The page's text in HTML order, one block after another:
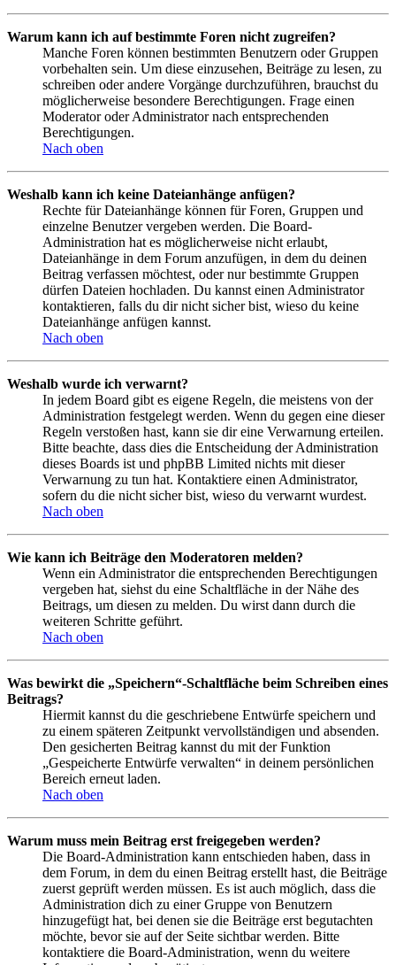
Warum kann ich auf bestimmte Foren nicht zugreifen?
Manche Foren können bestimmten Benutzern oder Gruppen
vorbehalten sein. Um diese einzusehen, Beiträge zu lesen, zu
schreiben oder andere Vorgänge durchzuführen, brauchst du
möglicherweise besondere Berechtigungen. Frage einen
Moderator oder Administrator nach entsprechenden
Berechtigungen.
Nach oben
Weshalb kann ich keine Dateianhänge anfügen?
Rechte für Dateianhänge können für Foren, Gruppen und
einzelne Benutzer vergeben werden. Die Board-
Administration hat es möglicherweise nicht erlaubt,
Dateianhänge in dem Forum anzufügen, in dem du deinen
Beitrag verfassen möchtest, oder nur bestimmte Gruppen
dürfen Dateien hochladen. Du kannst einen Administrator
kontaktieren, falls du dir nicht sicher bist, wieso du keine
Dateianhänge anfügen kannst.
Nach oben
Weshalb wurde ich verwarnt?
In jedem Board gibt es eigene Regeln, die meistens von der
Administration festgelegt werden. Wenn du gegen eine dieser
Regeln verstoßen hast, kann sie dir eine Verwarnung erteilen.
Bitte beachte, dass dies die Entscheidung der Administration
dieses Boards ist und phpBB Limited nichts mit dieser
Verwarnung zu tun hat. Kontaktiere einen Administrator,
sofern du die nicht sicher bist, wieso du verwarnt wurdest.
Nach oben
Wie kann ich Beiträge den Moderatoren melden?
Wenn ein Administrator die entsprechenden Berechtigungen
vergeben hat, siehst du eine Schaltfläche in der Nähe des
Beitrags, um diesen zu melden. Du wirst dann durch die
weiteren Schritte geführt.
Nach oben
Was bewirkt die „Speichern“-Schaltfläche beim Schreiben eines
Beitrags?
Hiermit kannst du die geschriebene Entwürfe speichern und
zu einem späteren Zeitpunkt vervollständigen und absenden.
Den gesicherten Beitrag kannst du mit der Funktion
„Gespeicherte Entwürfe verwalten“ in deinem persönlichen
Bereich erneut laden.
Nach oben
Warum muss mein Beitrag erst freigegeben werden?
Die Board-Administration kann entschieden haben, dass in
dem Forum, in dem du einen Beitrag erstellt hast, die Beiträge
zuerst geprüft werden müssen. Es ist auch möglich, dass die
Administration dich zu einer Gruppe von Benutzern
hinzugefügt hat, bei denen sie die Beiträge erst begutachten
möchte, bevor sie auf der Seite sichtbar werden. Bitte
kontaktiere die Board-Administration, wenn du weitere